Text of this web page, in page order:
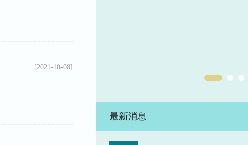
[2021-10-08]
最新消息